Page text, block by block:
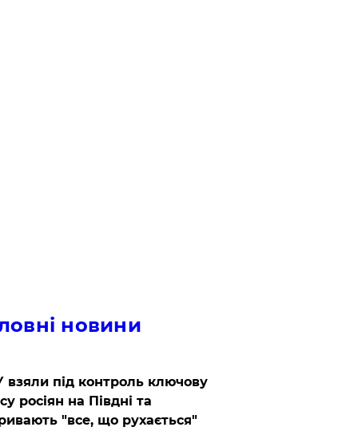
новини
взяли під контроль ключову
росіян на Півдні та
"все, що рухається"